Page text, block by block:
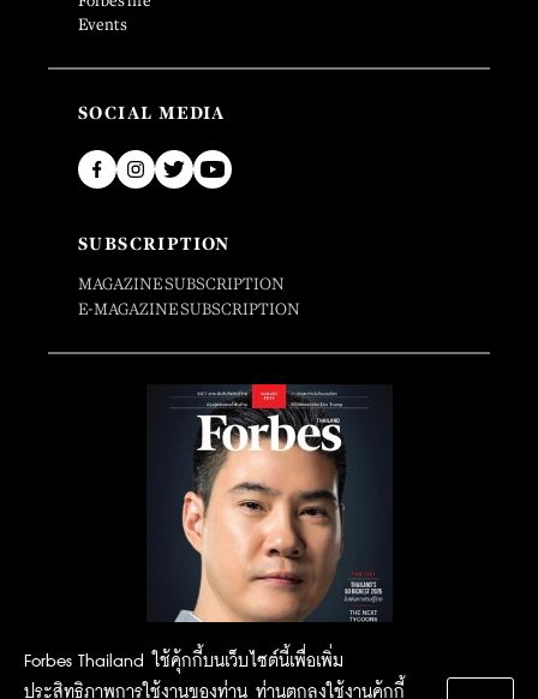
Forbes Thailand ใช้คุ้กกี้บนเว็บไซต์นี้เพื่อเพิ่ม
ประสิทธิภาพการใช้งานของท่าน ท่านตกลงใช้งานคุ้กกี้
Events
SOCIAL MEDIA
SUBSCRIPTION
MAGAZINE SUBSCRIPTION
E-MAGAZINE SUBSCRIPTION